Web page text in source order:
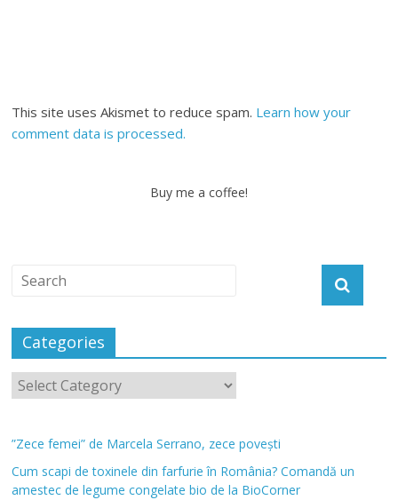
This site uses Akismet to reduce spam. Learn how your
comment data is processed.
Buy me a coffee!
Categories
”Zece femei” de Marcela Serrano, zece povești
Cum scapi de toxinele din farfurie în România? Comandă un
amestec de legume congelate bio de la BioCorner